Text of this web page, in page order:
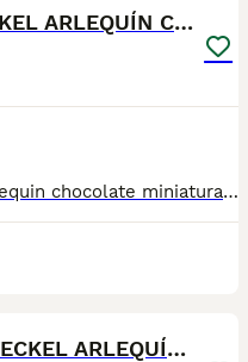
EXCLUSIVO MACHITO TECKEL ARLEQUÍN CHOCOLATE
Exclusivo machito de Teckel arlequin chocolate miniatura con la carita mitad chocolate y mitad arlequina, alta selección y crianza de las mejores líneas de Teckel de España, se seleccionan las mejores líneas de Teckel para conseguir nuestra propio linaje inconfundible…. colores exoticos, estructuras compactas, cabezitas alargadas, con morro perfecto y un temperamento extraordinariamente afable, súper cariñoso……criados con muchísimo amor, dedicación y atención 24/7 desde sus primeros días de vida. Para ofrecer lo mejor que podemos darle a estos maravillosos perritos!!!! Garantizamos tamaño pero dentro de los estándares para cuidar su salud… En esta camada nos queda disponible este exclusivo Teckel arlequín chocolate de pelo corto fotos 100% reales! Trabajamos con pasión y responsabilidad desde hace más de 10 años., lo cual indica nuestro compromiso, atención y asesoramiento individualizado para cada familia. Nuestros cachorros se entregan con 2 meses de edad y con todo lo que se puede ofrecer para su mayor cuidado: ✔ Vacunas correspondientes ✔ Desparasitaciones ✔ Microchip ✔ Revisión veterinaria completa ✔ Cartilla sanitaria ✔ Contrato de garantías víricas y congénitas durante 1 año Nuestros cachorros destacan por su belleza única, elegancia y carácter cariñoso, convirtiéndose en compañeros perfectos para toda la familia. No solo criamos mascotas, criamos pequeños miembros para tu familia, contactar conmigo estaré encantada de atenderos, si queréis más información sobre nuestros cachorros no dudéis en contactar gracias!
PRECIOSA HEMBRITA DE TECKEL ARLEQUÍN CHOCOLATE